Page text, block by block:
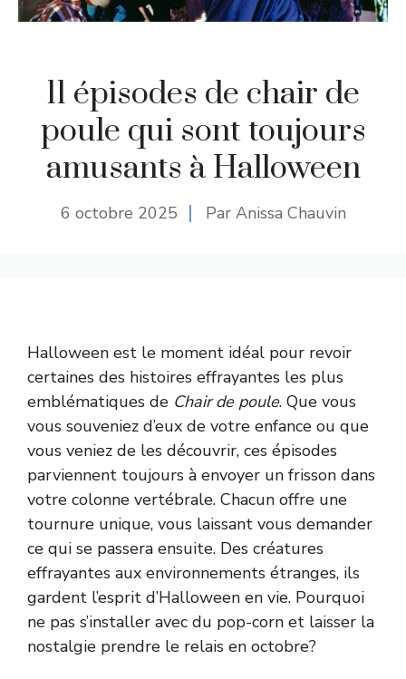
11 épisodes de chair de
poule qui sont toujours
amusants à Halloween
6 octobre 2025 Par Anissa Chauvin
Halloween est le moment idéal pour revoir
certaines des histoires effrayantes les plus
emblématiques de Chair de poule. Que vous
vous souveniez d’eux de votre enfance ou que
vous veniez de les découvrir, ces épisodes
parviennent toujours à envoyer un frisson dans
votre colonne vertébrale. Chacun offre une
tournure unique, vous laissant vous demander
ce qui se passera ensuite. Des créatures
effrayantes aux environnements étranges, ils
gardent l’esprit d’Halloween en vie. Pourquoi
ne pas s’installer avec du pop-corn et laisser la
nostalgie prendre le relais en octobre?